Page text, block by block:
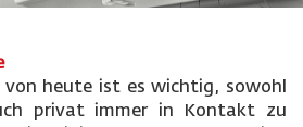
von heute ist es wichtig, sowohl
privat immer in Kontakt zu